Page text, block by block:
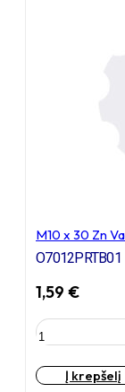
M10 x 30 Zn
O7012PRTB01
1,59 €
produkto
kiekis:
M10
x
Į krepšelį